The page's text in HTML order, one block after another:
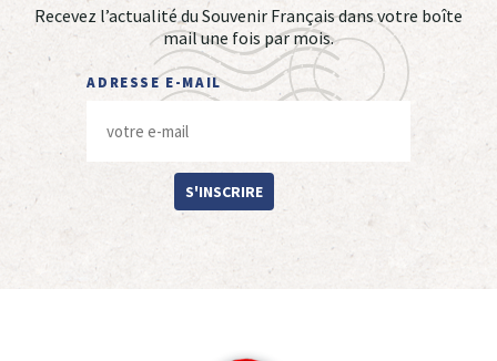
Recevez l’actualité du Souvenir Français dans votre boîte
mail une fois par mois.
ADRESSE E-MAIL
S'INSCRIRE